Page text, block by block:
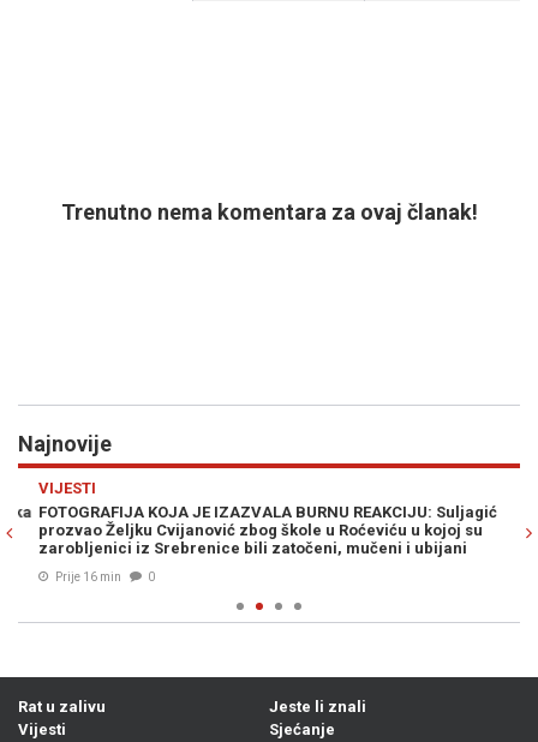
Trenutno nema komentara za ovaj članak!
Najnovije
VIJESTI
FOTOGRAFIJA KOJA JE IZAZVALA BURNU REAKCIJU: Suljagić
prozvao Željku Cvijanović zbog škole u Roćeviću u kojoj su
zarobljenici iz Srebrenice bili zatočeni, mučeni i ubijani
Prije 16 min 0
Rat u zalivu
Vijesti
Jeste li znali
Sjećanje